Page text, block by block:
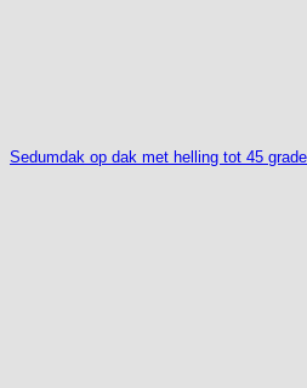
Sedumdak op dak met helling tot 45